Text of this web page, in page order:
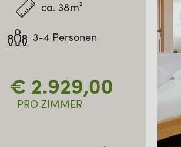
ca. 38m²
3-4 Personen
€ 2.929,00
PRO ZIMMER